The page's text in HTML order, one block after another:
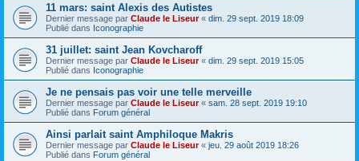
11 mars: saint Alexis des Autistes
Dernier message par Claude le Liseur« dim. 29 sept. 2019 18:09
Publié dans Iconographie
31 juillet: saint Jean Kovcharoff
Dernier message par Claude le Liseur« dim. 29 sept. 2019 15:05
Publié dans Iconographie
Je ne pensais pas voir une telle merveille
Dernier message par Claude le Liseur« sam. 28 sept. 2019 19:10
Publié dans Forum général
Ainsi parlait saint Amphiloque Makris
Dernier message par Claude le Liseur« jeu. 29 août 2019 18:26
Publié dans Forum général